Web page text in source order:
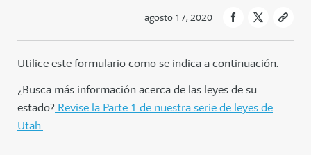
agosto 17, 2020
Utilice este formulario como se indica a continuación.
¿Busca más información acerca de las leyes de su
estado? Revise la Parte 1 de nuestra serie de leyes de
Utah.